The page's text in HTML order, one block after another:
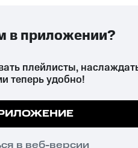
на сайте все работало.
ПОНЯТНО
в приложении?
плейлисты,
теперь удобно!
в веб-версии